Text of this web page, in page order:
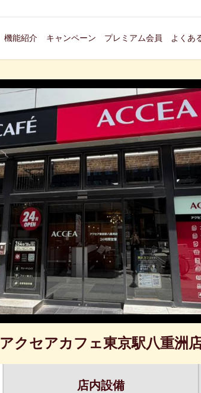
機能紹介 キャンペーン プレミアム会員 よくあ
アクセアカフェ東京駅八重洲
店内設備